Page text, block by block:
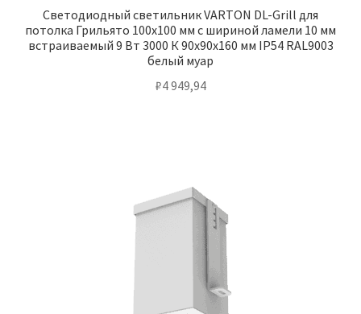
Светодиодный светильник VARTON DL-Grill для
потолка Грильято 100х100 мм с шириной ламели 10 мм
встраиваемый 9 Вт 3000 К 90х90х160 мм IP54 RAL9003
белый муар
₽4 949,94